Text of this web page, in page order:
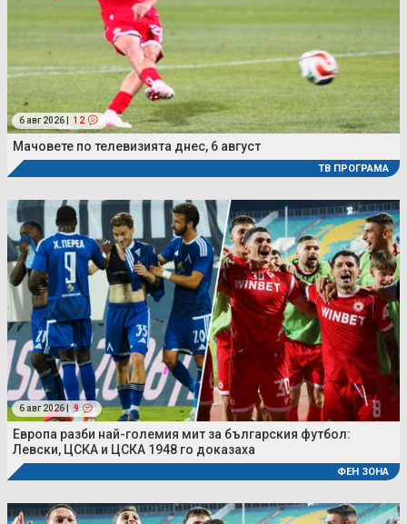
6 авг 2026 | 12
Мачовете по телевизията днес, 6 август
ТВ ПРОГРАМА
6 авг 2026 | 9
Европа разби най-големия мит за българския футбол:
Левски, ЦСКА и ЦСКА 1948 го доказаха
ФЕН ЗОНА